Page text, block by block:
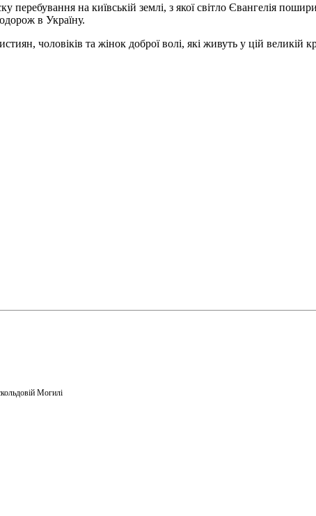
перебування на київській землі, з якої світло Євангелія
в Україну.
чоловіків та жінок доброї волі, які живуть у цій великій
Могилі